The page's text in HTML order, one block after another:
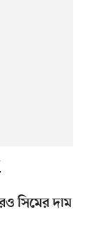
সিমের দাম